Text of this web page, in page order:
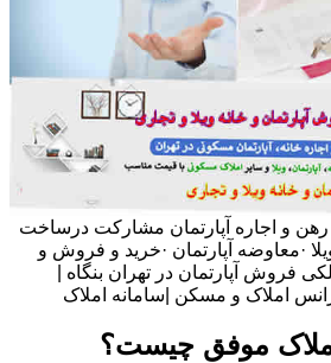
و اجاره آپارتمان مشارکت درساخت
·معاوضه آپارتمان ·خرید و فروش و
فروش آپارتمان در تهران بنگاه |
املاک و مسکن |سامانه املاک
موفق چیست؟